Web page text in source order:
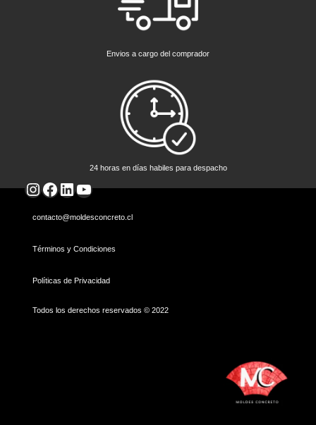
Envios a cargo del comprador
24 horas en días habiles para despacho
Instagram
Facebook
LinkedIn
YouTube
contacto@moldesconcreto.cl
Términos y Condiciones
Políticas de Privacidad
Todos los derechos reservados © 2022